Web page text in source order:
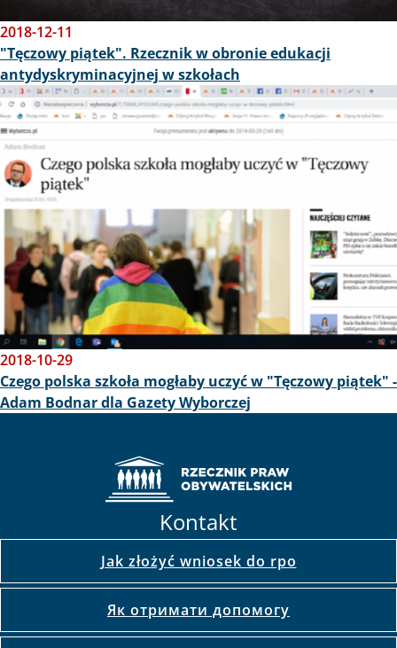
2018-12-11
"Tęczowy piątek". Rzecznik w obronie edukacji
antydyskryminacyjnej w szkołach
Obraz
2018-10-29
Czego polska szkoła mogłaby uczyć w "Tęczowy piątek" -
Adam Bodnar dla Gazety Wyborczej
Kontakt
Jak złożyć wniosek do rpo
Як отримати допомогу